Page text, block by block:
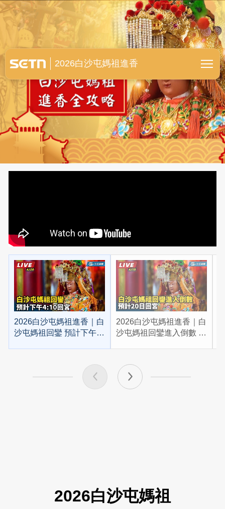
白沙屯媽祖進香全紀錄
2026白沙屯媽祖進香
2026白沙屯媽祖進香｜白
沙屯媽祖回鑾 預計下午
2026白沙屯媽祖進香｜白
沙屯媽祖回鑾進入倒數 預
2026白沙屯媽祖